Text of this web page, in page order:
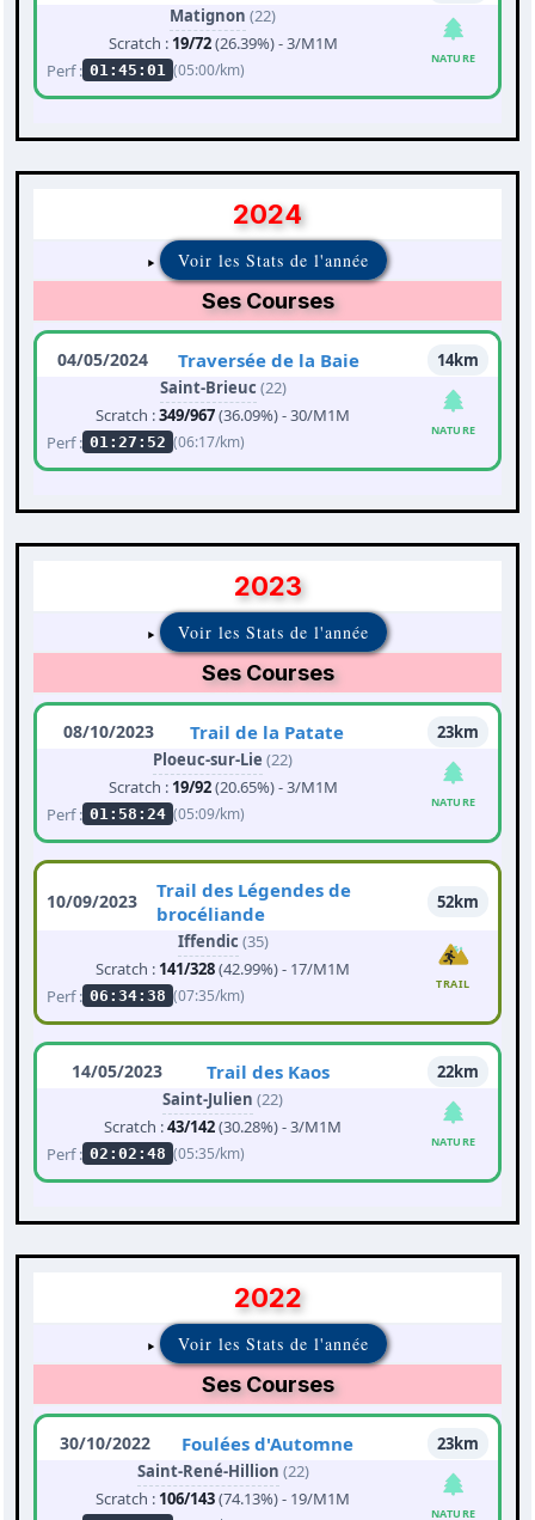
Matignon (22)
Scratch : 19/72(26.39%) - 3/M1M
Perf : 01:45:01 (05:00/km)
NATURE
2024
Voir les Stats de l'année
Ses Courses
04/05/2024 Traversée de la Baie
14km
Saint-Brieuc (22)
Scratch :349/967(36.09%) - 30/M1M
Perf : 01:27:52 (06:17/km)
NATURE
2023
Voir les Stats de l'année
Ses Courses
08/10/2023 Trail de la Patate
23km
Ploeuc-sur-Lie (22)
Scratch : 19/92(20.65%) - 3/M1M
Perf : 01:58:24 (05:09/km)
NATURE
10/09/2023
Trail des Légendes de
brocéliande
52km
Iffendic (35)
Scratch : 141/328(42.99%) - 17/M1M
Perf : 06:34:38 (07:35/km)
TRAIL
14/05/2023 Trail des Kaos
22km
Saint-Julien (22)
Scratch :43/142(30.28%) - 3/M1M
Perf : 02:02:48 (05:35/km)
NATURE
2022
Voir les Stats de l'année
Ses Courses
30/10/2022 Foulées d'Automne
23km
Saint-René-Hillion (22)
Scratch : 106/143(74.13%) - 19/M1M
NATURE